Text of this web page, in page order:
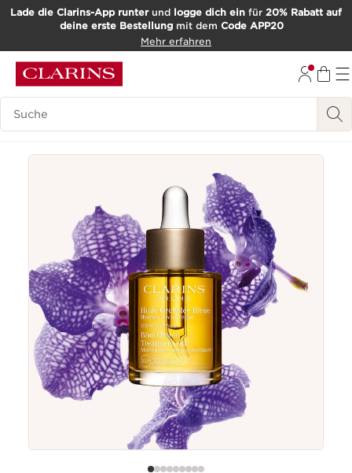
WEITER ZUM INHALT
Lade die Clarins-App runterund logge dich ein für 20% Rabatt auf
deine erste Bestellungmit dem Code APP20
Mehr erfahren
Such-Historie